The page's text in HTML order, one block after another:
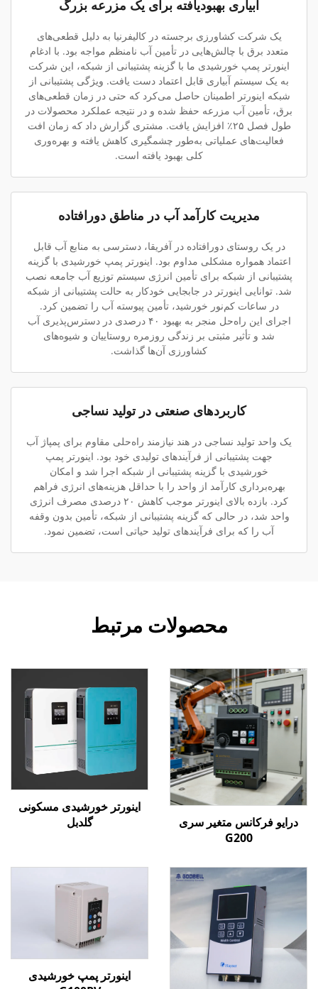
آبیاری بهبودیافته برای یک مزرعه بزرگ
یک شرکت کشاورزی برجسته در کالیفرنیا به دلیل قطعی‌های
متعدد برق با چالش‌هایی در تأمین آب نامنظم مواجه بود. با ادغام
اینورتر پمپ خورشیدی ما با گزینه پشتیبانی از شبکه، این شرکت
به یک سیستم آبیاری قابل اعتماد دست یافت. ویژگی پشتیبانی از
شبکه اینورتر اطمینان حاصل می‌کرد که حتی در زمان قطعی‌های
برق، تأمین آب مزرعه حفظ شده و در نتیجه عملکرد محصولات در
طول فصل ۲۵٪ افزایش یافت. مشتری گزارش داد که زمان افت
فعالیت‌های عملیاتی به‌طور چشمگیری کاهش یافته و بهره‌وری
کلی بهبود یافته است.
مدیریت کارآمد آب در مناطق دورافتاده
در یک روستای دورافتاده در آفریقا، دسترسی به منابع آب قابل
اعتماد همواره مشکلی مداوم بود. اینورتر پمپ خورشیدی با گزینه
پشتیبانی از شبکه برای تأمین انرژی سیستم توزیع آب جامعه نصب
شد. توانایی اینورتر در جابجایی خودکار به حالت پشتیبانی از شبکه
در ساعات کم‌نور خورشید، تأمین پیوسته آب را تضمین کرد.
اجرای این راه‌حل منجر به بهبود ۴۰ درصدی در دسترس‌پذیری آب
شد و تأثیر مثبتی بر زندگی روزمره روستاییان و شیوه‌های
کشاورزی آن‌ها گذاشت.
کاربردهای صنعتی در تولید نساجی
یک واحد تولید نساجی در هند نیازمند راه‌حلی مقاوم برای پمپاژ آب
جهت پشتیبانی از فرآیندهای تولیدی خود بود. اینورتر پمپ
خورشیدی با گزینه پشتیبانی از شبکه اجرا شد و امکان
بهره‌برداری کارآمد از واحد را با حداقل هزینه‌های انرژی فراهم
کرد. بازده بالای اینورتر موجب کاهش ۲۰ درصدی مصرف انرژی
واحد شد، در حالی که گزینه پشتیبانی از شبکه، تأمین بدون وقفه
آب را که برای فرآیندهای تولید حیاتی است، تضمین نمود.
محصولات مرتبط
درایو فرکانس متغیر سری
G200
اینورتر خورشیدی مسکونی
گلدبل
اینورتر پمپ خورشیدی